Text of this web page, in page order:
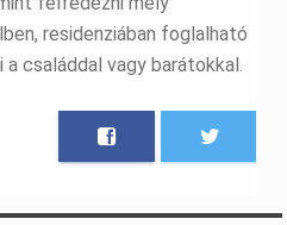
residenziában foglalható
a családdal vagy barátokkal.